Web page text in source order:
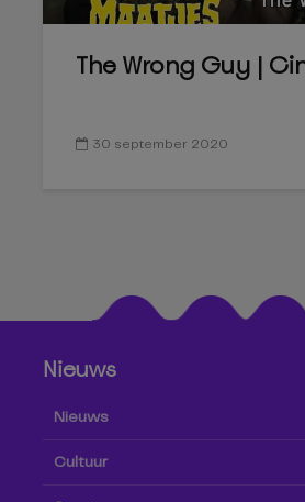
The Wrong Guy |
30 september 2020
Nieuws
Nieuws
Cultuur